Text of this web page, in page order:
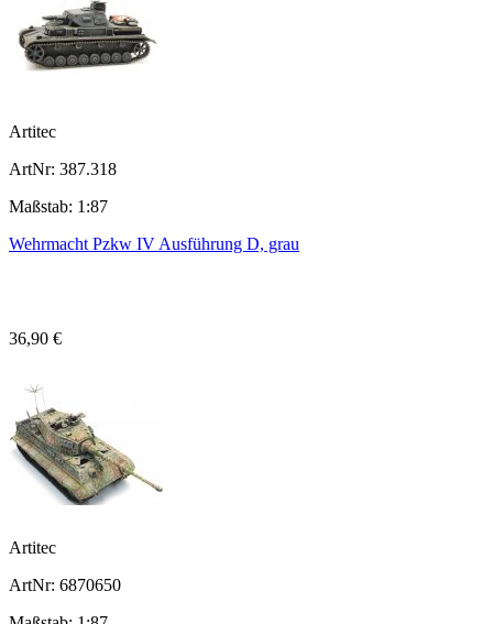
Artitec
ArtNr: 387.318
Maßstab: 1:87
Wehrmacht Pzkw IV Ausführung D, grau
36,90 €
Artitec
ArtNr: 6870650